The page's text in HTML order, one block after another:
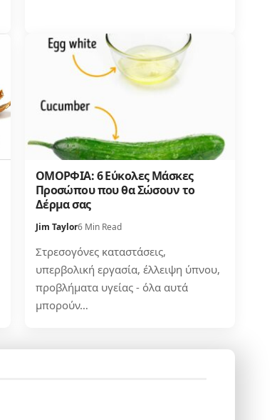
ΟΜΟΡΦΙΑ: 6 Εύκολες Μάσκες
Προσώπου που θα Σώσουν το
Δέρμα σας
Jim Taylor6 Min Read
Στρεσογόνες καταστάσεις,
υπερβολική εργασία, έλλειψη ύπνου,
προβλήματα υγείας - όλα αυτά
μπορούν…